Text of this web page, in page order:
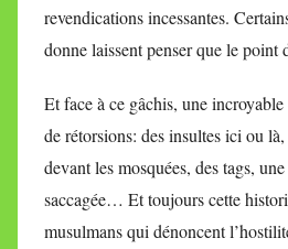
revendications incessantes.
donne laissent penser que le point
Et face à ce gâchis, une
de rétorsions: des insultes ici ou
devant les mosquées, des tags,
saccagée… Et toujours cette
musulmans qui dénoncent